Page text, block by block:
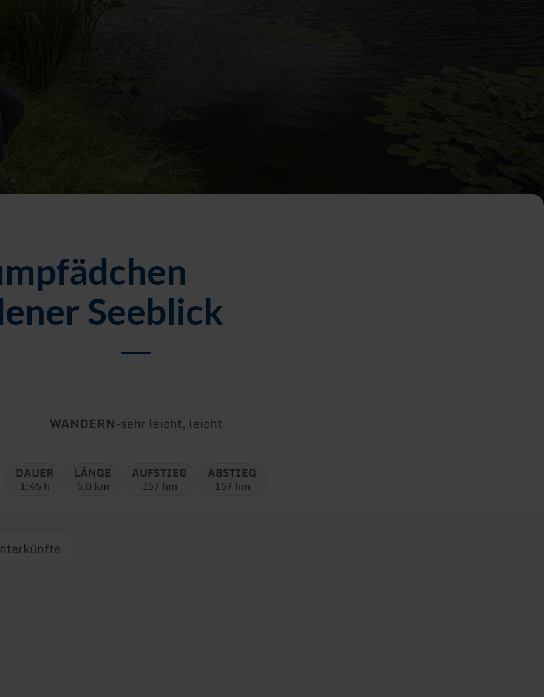
Seeblick
Art
WANDERN-Schwierigkeit:
sehr leicht, leicht
DAUER
1:45 h
LÄNGE
5,0 km
AUFSTIEG
157 hm
ABSTIEG
157 hm